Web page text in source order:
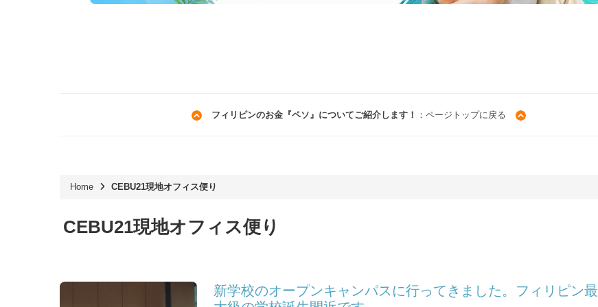
フィリピンのお金『ペソ』についてご紹介します！ ：ページトップに戻る
Home CEBU21現地オフィス便り
CEBU21現地オフィス便り
新学校のオープンキャンパスに行ってきました。フィリピン最